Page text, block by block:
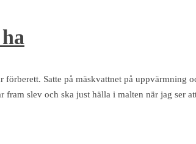
Satte på mäskvattnet på uppvärmning
slev och ska just hälla i malten när jag ser